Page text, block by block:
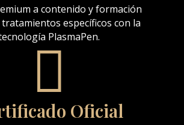
a contenido y formación
específicos con la
PlasmaPen.

Oficial